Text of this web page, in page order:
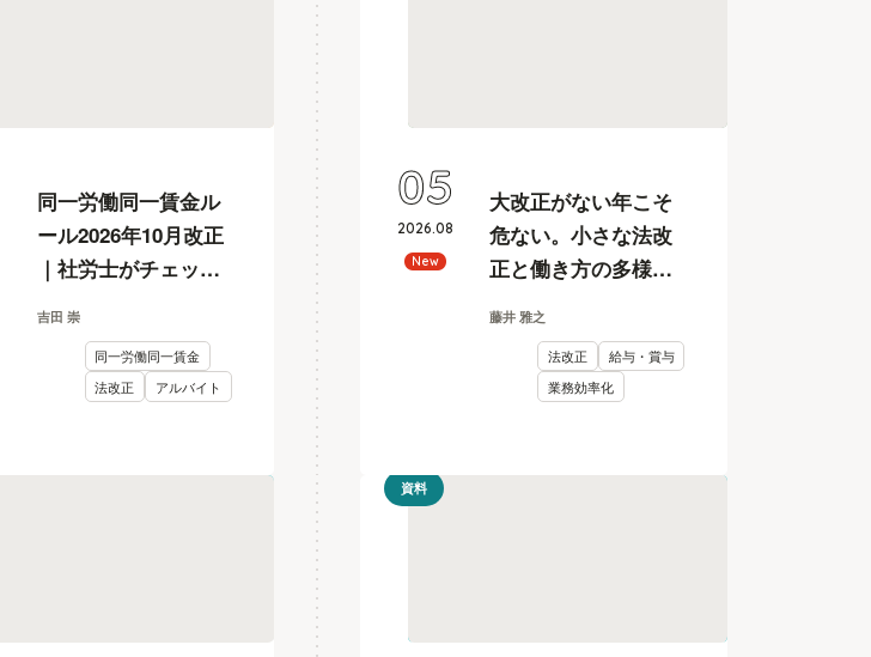
同一労働同一賃金ル
ール2026年10月改正
｜社労士がチェック
吉田 崇
同一労働同一賃金
法改正
アルバイト
大改正がない年こそ
危ない。小さな法改
正と働き方の多様化
算とリスク管理
藤井 雅之
法改正
給与・賞与
業務効率化
2026.08
05
New
資料